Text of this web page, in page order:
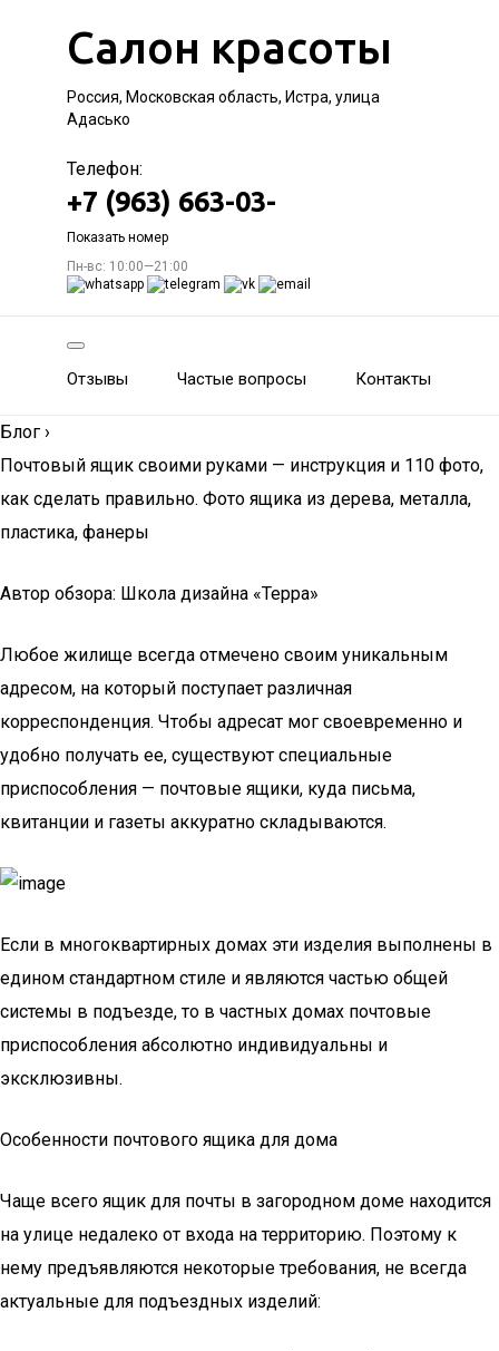
Салон красоты
Россия, Московская область, Истра, улица
Адасько
Телефон:
+7 (963) 663-03-
Показать номер
Пн-вс: 10:00—21:00
Отзывы Частые вопросы Контакты
Блог ›
Почтовый ящик своими руками — инструкция и 110 фото,
как сделать правильно. Фото ящика из дерева, металла,
пластика, фанеры
Автор обзора: Школа дизайна «Терра»
Любое жилище всегда отмечено своим уникальным
адресом, на который поступает различная
корреспонденция. Чтобы адресат мог своевременно и
удобно получать ее, существуют специальные
приспособления — почтовые ящики, куда письма,
квитанции и газеты аккуратно складываются.
Если в многоквартирных домах эти изделия выполнены в
едином стандартном стиле и являются частью общей
системы в подъезде, то в частных домах почтовые
приспособления абсолютно индивидуальны и
эксклюзивны.
Особенности почтового ящика для дома
Чаще всего ящик для почты в загородном доме находится
на улице недалеко от входа на территорию. Поэтому к
нему предъявляются некоторые требования, не всегда
актуальные для подъездных изделий: